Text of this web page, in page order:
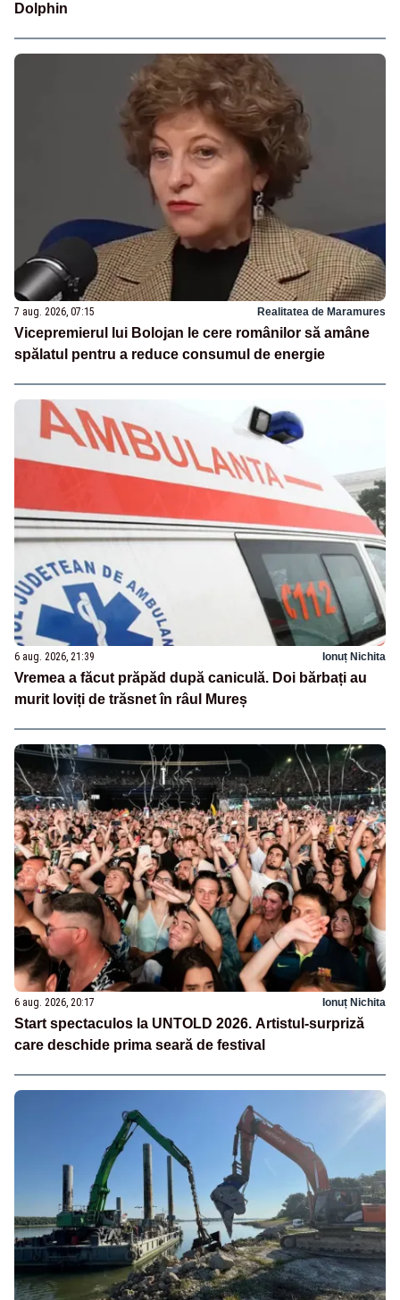
Dolphin
7 aug. 2026, 07:15 Realitatea de Maramures
Vicepremierul lui Bolojan le cere românilor să amâne
spălatul pentru a reduce consumul de energie
6 aug. 2026, 21:39 Ionuț Nichita
Vremea a făcut prăpăd după caniculă. Doi bărbați au
murit loviți de trăsnet în râul Mureș
6 aug. 2026, 20:17 Ionuț Nichita
Start spectaculos la UNTOLD 2026. Artistul-surpriză
care deschide prima seară de festival